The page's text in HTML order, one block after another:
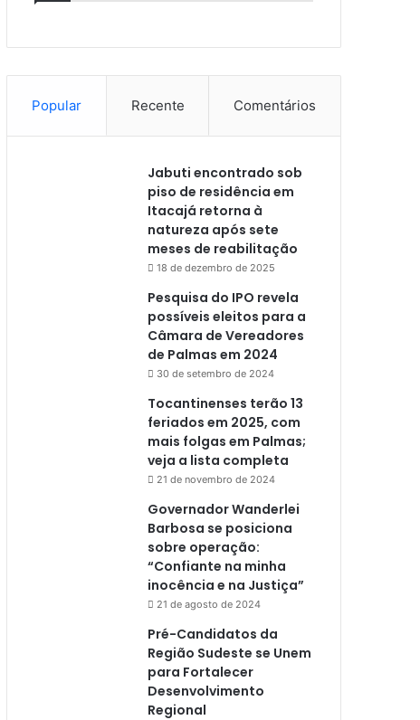
Popular Recente Comentários
Jabuti encontrado sob
piso de residência em
Itacajá retorna à
natureza após sete
meses de reabilitação
18 de dezembro de 2025
Pesquisa do IPO revela
possíveis eleitos para a
Câmara de Vereadores
de Palmas em 2024
30 de setembro de 2024
Tocantinenses terão 13
feriados em 2025, com
mais folgas em Palmas;
veja a lista completa
21 de novembro de 2024
Governador Wanderlei
Barbosa se posiciona
sobre operação:
“Confiante na minha
inocência e na Justiça”
21 de agosto de 2024
Pré-Candidatos da
Região Sudeste se Unem
para Fortalecer
Desenvolvimento
Regional